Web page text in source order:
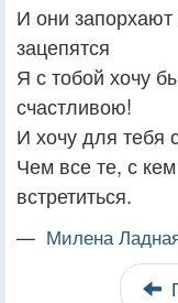
И они
зацепятся
Я с тобой хочу
счастливою!
И хочу для тебя
Чем все те, с
встретиться.
— Милена